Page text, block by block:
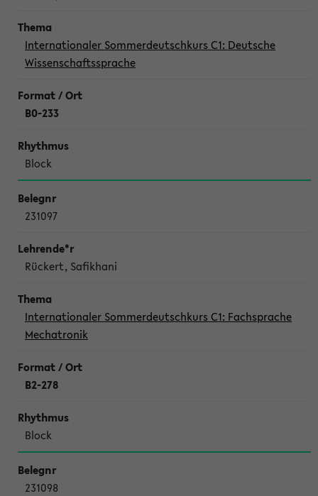
Internationaler Sommerdeutschkurs C1: Deutsche
Wissenschaftssprache
B0-233
Block
231097
Rückert, Safikhani
Internationaler Sommerdeutschkurs C1: Fachsprache
Mechatronik
B2-278
Block
231098